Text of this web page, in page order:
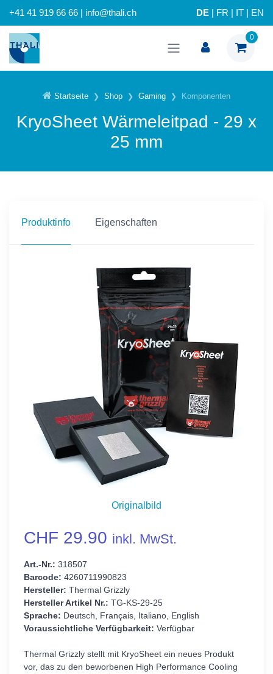
+41 41 919 66 66 | info@thali.ch DE FR IT EN
0
Startseite Shop Gaming Komponenten
KryoSheet Wärmeleitpad - 29 x
25 mm
Produktinfo Eigenschaften
Originalbild
CHF 29.90 inkl. MwSt.
Art.-Nr.: 318507
Barcode: 4260711990823
Hersteller: Thermal Grizzly
Hersteller Artikel Nr.: TG-KS-29-25
Sprache: Deutsch, Français, Italiano, English
Voraussichtliche Verfügbarkeit: Verfügbar
Thermal Grizzly stellt mit KryoSheet ein neues Produkt
vor, das zu den beworbenen High Performance Cooling